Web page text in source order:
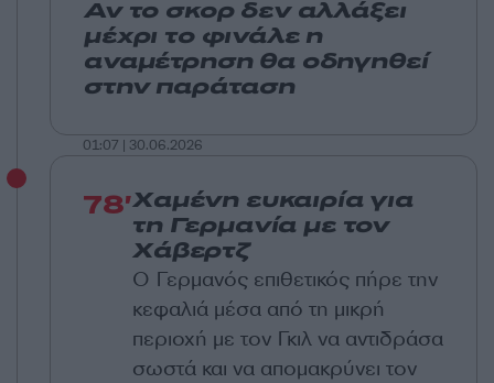
Αν το σκορ δεν αλλάξει
μέχρι το φινάλε η
αναμέτρηση θα οδηγηθεί
στην παράταση
01:07 | 30.06.2026
78'Χαμένη ευκαιρία για
τη Γερμανία με τον
Χάβερτζ
Ο Γερμανός επιθετικός πήρε την
κεφαλιά μέσα από τη μικρή
περιοχή με τον Γκιλ να αντιδράσα
σωστά και να απομακρύνει τον